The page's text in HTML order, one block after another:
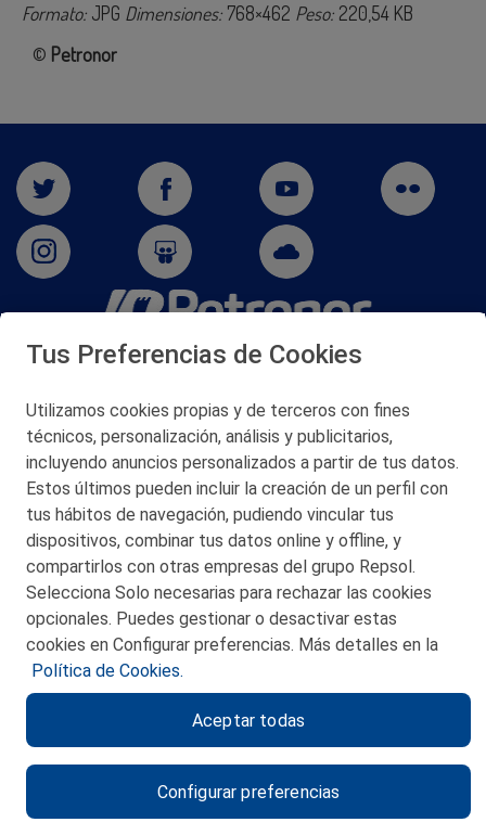
Formato: JPG Dimensiones: 768×462 Peso: 220,54 KB
© Petronor
San Martín 5-Edificio Muñatones,
© 2026 Petronor S.A.
CONTACTO
MAPA WEB
POLITICA DE PRIVACIDAD
POLITICA DE COOKIES
CANAL DE ÉTICA
Tus Preferencias de Cookies
Utilizamos cookies propias y de terceros con fines
técnicos, personalización, análisis y publicitarios,
incluyendo anuncios personalizados a partir de tus datos.
Estos últimos pueden incluir la creación de un perfil con
tus hábitos de navegación, pudiendo vincular tus
dispositivos, combinar tus datos online y offline, y
compartirlos con otras empresas del grupo Repsol.
Selecciona Solo necesarias para rechazar las cookies
opcionales. Puedes gestionar o desactivar estas
cookies en Configurar preferencias. Más detalles en la
Política de Cookies.
Configurar preferencias
Aceptar todas